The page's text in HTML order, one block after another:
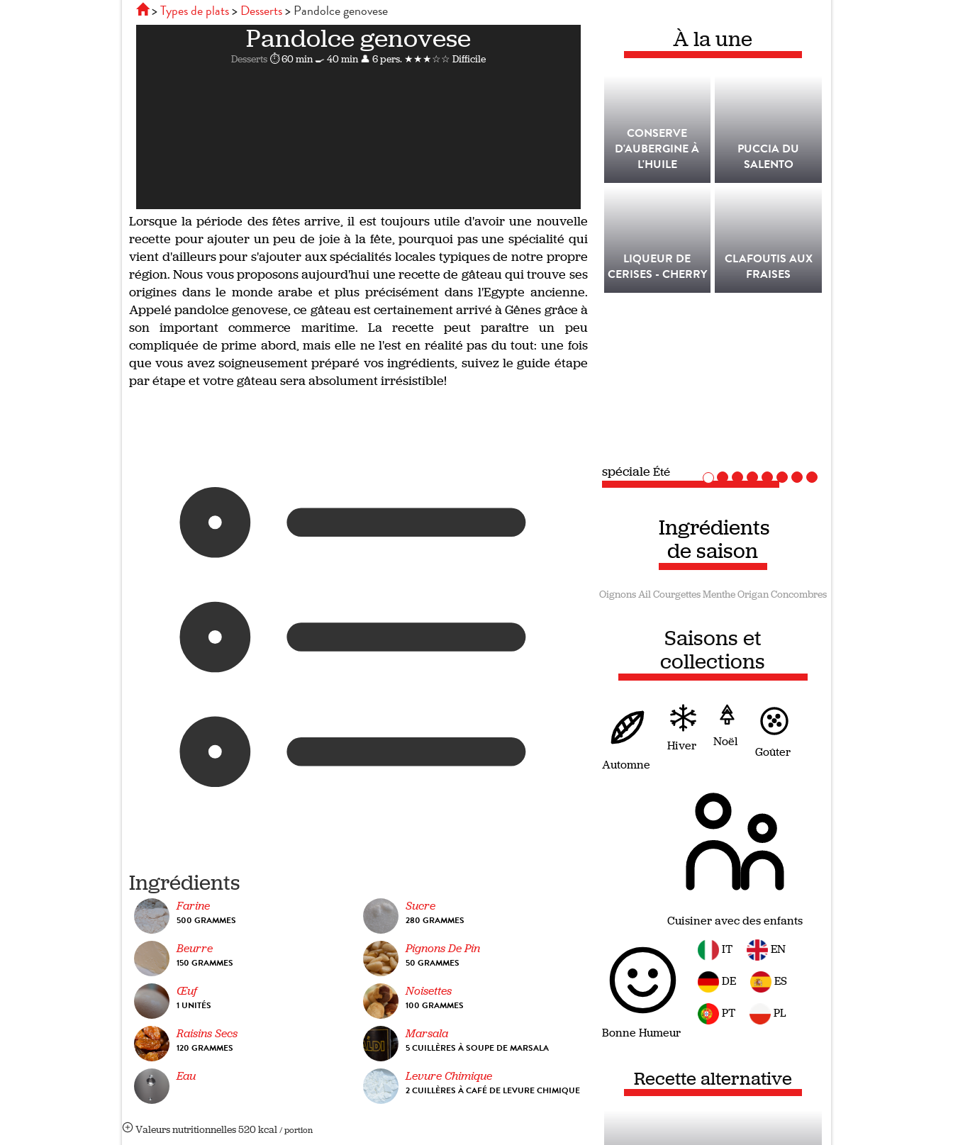
Types de plats Desserts Pandolce genovese
Pandolce genovese
Desserts ⏱ 60 min🍳 40 min 👤 6 pers. ★★★☆☆ Difficile
Lorsque la période des fêtes arrive, il est toujours utile d'avoir une nouvelle
recette pour ajouter un peu de joie à la fête, pourquoi pas une spécialité qui
vient d'ailleurs pour s'ajouter aux spécialités locales typiques de notre propre
région. Nous vous proposons aujourd'hui une recette de gâteau qui trouve ses
origines dans le monde arabe et plus précisément dans l'Egypte ancienne.
Appelé pandolce genovese, ce gâteau est certainement arrivé à Gênes grâce à
son important commerce maritime. La recette peut paraître un peu
compliquée de prime abord, mais elle ne l'est en réalité pas du tout: une fois
que vous avez soigneusement préparé vos ingrédients, suivez le guide étape
par étape et votre gâteau sera absolument irrésistible!
Ingrédients
Farine
500 GRAMMES
Sucre
280 GRAMMES
Beurre
150 GRAMMES
Pignons De Pin
50 GRAMMES
Œuf
1 UNITÉS
Noisettes
100 GRAMMES
Raisins Secs
120 GRAMMES
Marsala
5 CUILLÈRES À SOUPE DE MARSALA
Eau Levure Chimique
2 CUILLÈRES À CAFÉ DE LEVURE CHIMIQUE
Valeurs nutritionnelles520 kcal/ portion
À la une
CONSERVE
D'AUBERGINE À
L'HUILE
PUCCIA DU
SALENTO
LIQUEUR DE
CERISES - CHERRY
CLAFOUTIS AUX
FRAISES
spécialeRecettes vegan
Ingrédients
de saison
OignonsAilCourgettesMentheOriganConcombres
Saisons et
collections
Automne
Hiver Noël
Goûter
Cuisiner avec des enfants
Bonne Humeur
IT EN
DE ES
PT PL
Recette alternative